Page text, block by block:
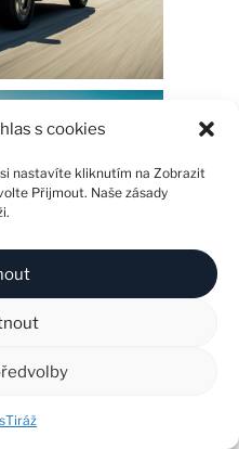
s cookies
nastavíte kliknutím na Zobrazit
Přijmout. Naše zásady
Tiráž